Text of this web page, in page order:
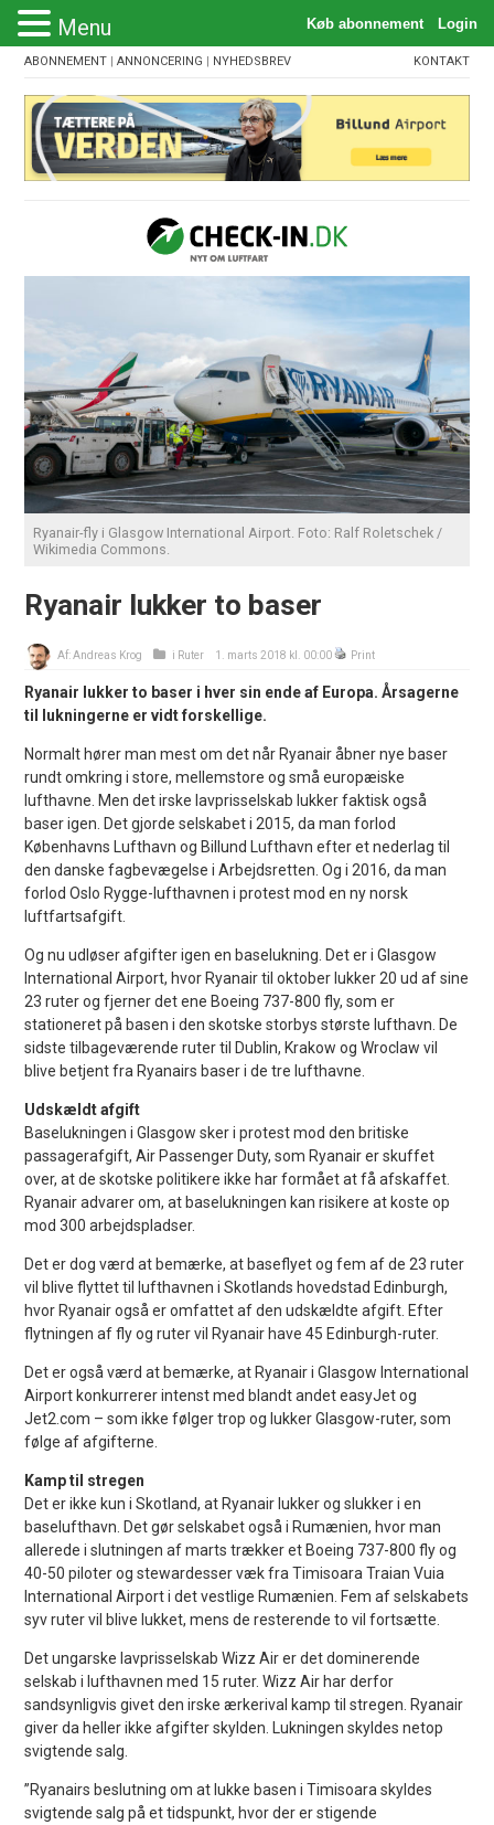
ABONNEMENT |ANNONCERING | NYHEDSBREV KONTAKT
Ryanair-fly i Glasgow International Airport. Foto: Ralf Roletschek /
Wikimedia Commons.
Ryanair lukker to baser
Af:Andreas Krog i Ruter 1. marts 2018 kl. 00:00 Print
Ryanair lukker to baser i hver sin ende af Europa. Årsagerne
til lukningerne er vidt forskellige.
Normalt hører man mest om det når Ryanair åbner nye baser
rundt omkring i store, mellemstore og små europæiske
lufthavne. Men det irske lavprisselskab lukker faktisk også
baser igen. Det gjorde selskabet i 2015, da man forlod
Københavns Lufthavn og Billund Lufthavn efter et nederlag til
den danske fagbevægelse i Arbejdsretten. Og i 2016, da man
forlod Oslo Rygge-lufthavnen i protest mod en ny norsk
luftfartsafgift.
Og nu udløser afgifter igen en baselukning. Det er i Glasgow
International Airport, hvor Ryanair til oktober lukker 20 ud af sine
23 ruter og fjerner det ene Boeing 737-800 fly, som er
stationeret på basen i den skotske storbys største lufthavn. De
sidste tilbageværende ruter til Dublin, Krakow og Wroclaw vil
blive betjent fra Ryanairs baser i de tre lufthavne.
Udskældt afgift
Baselukningen i Glasgow sker i protest mod den britiske
passagerafgift, Air Passenger Duty, som Ryanair er skuffet
over, at de skotske politikere ikke har formået at få afskaffet.
Ryanair advarer om, at baselukningen kan risikere at koste op
mod 300 arbejdspladser.
Det er dog værd at bemærke, at baseflyet og fem af de 23 ruter
vil blive flyttet til lufthavnen i Skotlands hovedstad Edinburgh,
hvor Ryanair også er omfattet af den udskældte afgift. Efter
flytningen af fly og ruter vil Ryanair have 45 Edinburgh-ruter.
Det er også værd at bemærke, at Ryanair i Glasgow International
Airport konkurrerer intenst med blandt andet easyJet og
Jet2.com – som ikke følger trop og lukker Glasgow-ruter, som
følge af afgifterne.
Kamp til stregen
Det er ikke kun i Skotland, at Ryanair lukker og slukker i en
baselufthavn. Det gør selskabet også i Rumænien, hvor man
allerede i slutningen af marts trækker et Boeing 737-800 fly og
40-50 piloter og stewardesser væk fra Timisoara Traian Vuia
International Airport i det vestlige Rumænien. Fem af selskabets
syv ruter vil blive lukket, mens de resterende to vil fortsætte.
Det ungarske lavprisselskab Wizz Air er det dominerende
selskab i lufthavnen med 15 ruter. Wizz Air har derfor
sandsynligvis givet den irske ærkerival kamp til stregen. Ryanair
giver da heller ikke afgifter skylden. Lukningen skyldes netop
svigtende salg.
”Ryanairs beslutning om at lukke basen i Timisoara skyldes
svigtende salg på et tidspunkt, hvor der er stigende
Menu